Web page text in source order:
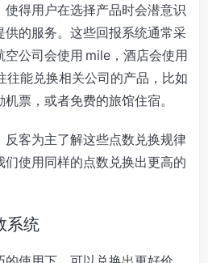
得用户在选择产品时会潜意识
的服务。这些回报系统通常采
公司会使用 mile，酒店会使用
往能兑换相关公司的产品，比如
票，或者免费的旅馆住宿。
客为主了解这些点数兑换规律
使用同样的点数兑换出更高的
系统